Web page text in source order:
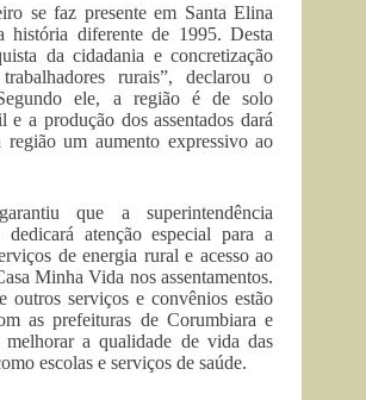
se faz presente em Santa Elina
história diferente de 1995. Desta
da cidadania e concretização
rurais”, declarou o
ele, a região é de solo
e a produção dos assentados dará
região um aumento expressivo ao
que a superintendência
atenção especial para a
de energia rural e acesso ao
Minha Vida nos assentamentos.
outros serviços e convênios estão
as prefeituras de Corumbiara e
melhorar a qualidade de vida das
escolas e serviços de saúde.